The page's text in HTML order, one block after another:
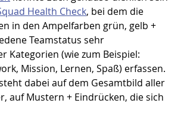
Health Check, bei dem die
in den Ampelfarben grün, gelb +
Teamstatus sehr
Kategorien (wie zum Beispiel:
Mission, Lernen, Spaß) erfassen.
dabei auf dem Gesamtbild aller
auf Mustern + Eindrücken, die sich